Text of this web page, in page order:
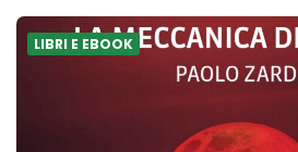
LIBRI E EBOOK